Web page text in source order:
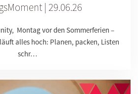
| 29.06.26
Montag vor den Sommerferien –
alles hoch: Planen, packen, Listen
schr…